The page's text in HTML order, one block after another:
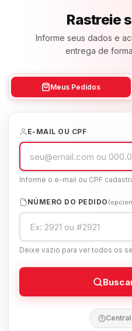
Rastreie
Informe seus dados e
entrega de
Meus Pedidos
E-MAIL OU CPF
Informe o e-mail ou CPF
NÚMERO DO PEDIDO
Deixe vazio para ver todos os